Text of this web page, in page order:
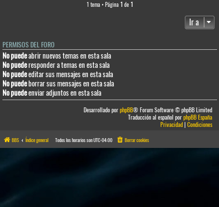
1 tema • Página 1 de 1
Ir a
PERMISOS DEL FORO
No puedeabrir nuevos temas en esta sala
No puederesponder a temas en esta sala
No puedeeditar sus mensajes en esta sala
No puedeborrar sus mensajes en esta sala
No puedeenviar adjuntos en esta sala
Desarrollado porphpBB® Forum Software © phpBB Limited
Traducción al español porphpBB España
Privacidad|Condiciones
BBS Índice general Todos los horarios sonUTC-04:00 Borrar cookies